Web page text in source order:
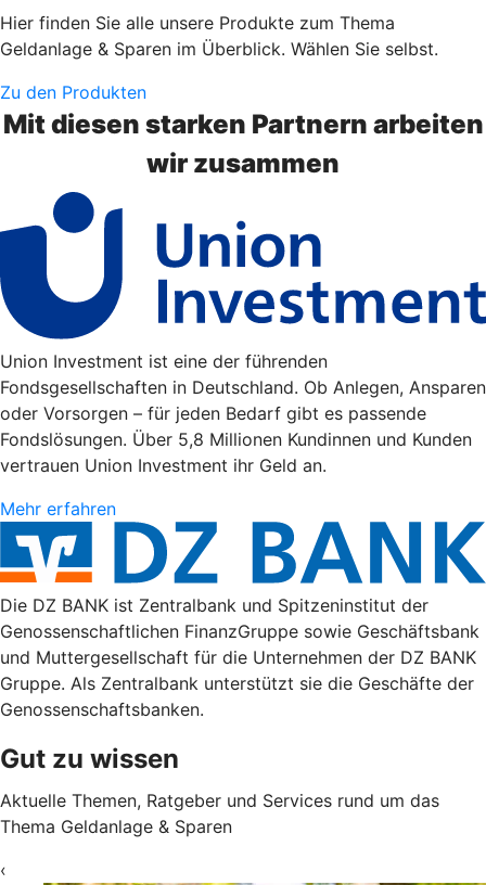
Hier finden Sie alle unsere Produkte zum Thema
Geldanlage & Sparen im Überblick. Wählen Sie selbst.
Zu den Produkten
Mit diesen starken Partnern arbeiten
wir zusammen
Union Investment ist eine der führenden
Fondsgesellschaften in Deutschland. Ob Anlegen, Ansparen
oder Vorsorgen – für jeden Bedarf gibt es passende
Fondslösungen. Über 5,8 Millionen Kundinnen und Kunden
vertrauen Union Investment ihr Geld an.
Mehr erfahren
Die DZ BANK ist Zentralbank und Spitzeninstitut der
Genossenschaftlichen FinanzGruppe sowie Geschäftsbank
und Muttergesellschaft für die Unternehmen der DZ BANK
Gruppe. Als Zentralbank unterstützt sie die Geschäfte der
Genossenschaftsbanken.
Gut zu wissen
Aktuelle Themen, Ratgeber und Services rund um das
Thema Geldanlage & Sparen
‹